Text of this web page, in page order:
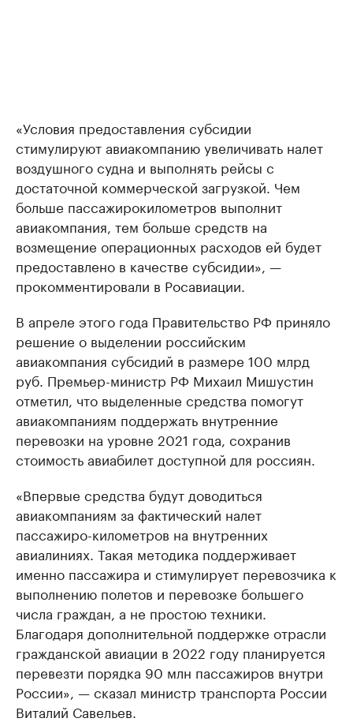
«Условия предоставления субсидии
стимулируют авиакомпанию увеличивать налет
воздушного судна и выполнять рейсы с
достаточной коммерческой загрузкой. Чем
больше пассажирокилометров выполнит
авиакомпания, тем больше средств на
возмещение операционных расходов ей будет
предоставлено в качестве субсидии», —
прокомментировали в Росавиации.
В апреле этого года Правительство РФ приняло
решение о выделении российским
авиакомпания субсидий в размере 100 млрд
руб. Премьер-министр РФ Михаил Мишустин
отметил, что выделенные средства помогут
авиакомпаниям поддержать внутренние
перевозки на уровне 2021 года, сохранив
стоимость авиабилет доступной для россиян.
«Впервые средства будут доводиться
авиакомпаниям за фактический налет
пассажиро-километров на внутренних
авиалиниях. Такая методика поддерживает
именно пассажира и стимулирует перевозчика к
выполнению полетов и перевозке большего
числа граждан, а не простою техники.
Благодаря дополнительной поддержке отрасли
гражданской авиации в 2022 году планируется
перевезти порядка 90 млн пассажиров внутри
России», — сказал министр транспорта России
Виталий Савельев.